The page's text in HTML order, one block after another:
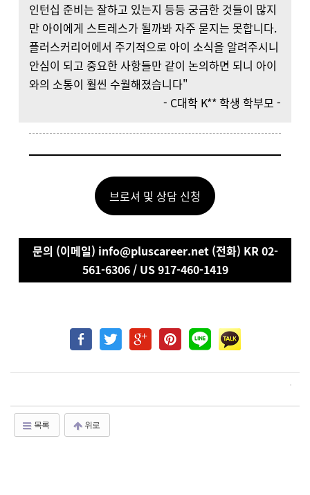
인턴십 준비는 잘하고 있는지 등등 궁금한 것들이 많지
만 아이에게 스트레스가 될까봐 자주 묻지는 못합니다.
플러스커리어에서 주기적으로 아이 소식을 알려주시니
안심이 되고 중요한 사항들만 같이 논의하면 되니 아이
와의 소통이 훨씬 수월해졌습니다"
- C대학 K** 학생 학부모 -
브로셔 및 상담 신청
문의 (이메일) info@pluscareer.net (전화) KR 02-
561-6306 / US 917-460-1419
목록 위로